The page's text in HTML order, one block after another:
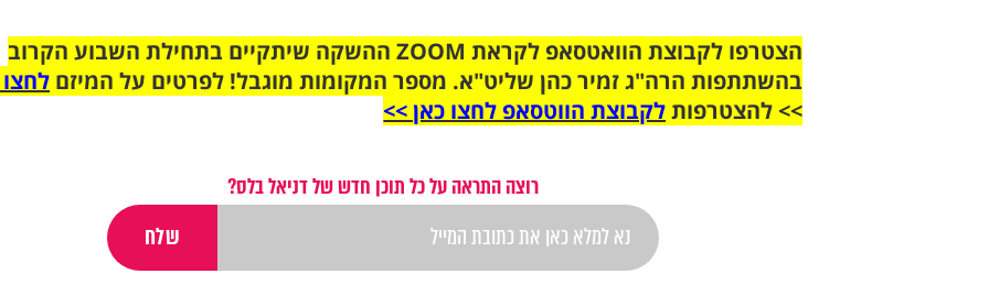
הצטרפו לקבוצת הוואטסאפ לקראת ZOOM ההשקה שיתקיים בתחילת השבוע הקרוב
בהשתתפות הרה"ג זמיר כהן שליט"א. מספר המקומות מוגבל! לפרטים על המיזם
>> להצטרפותלקבוצת הווטסאפ לחצו כאן >>
רוצה התראה על כל תוכן חדש של דניאל בלס?